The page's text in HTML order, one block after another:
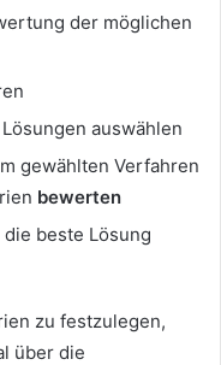
der möglichen
auswählen
gewählten Verfahren
bewerten
beste Lösung
zu festzulegen,
über die